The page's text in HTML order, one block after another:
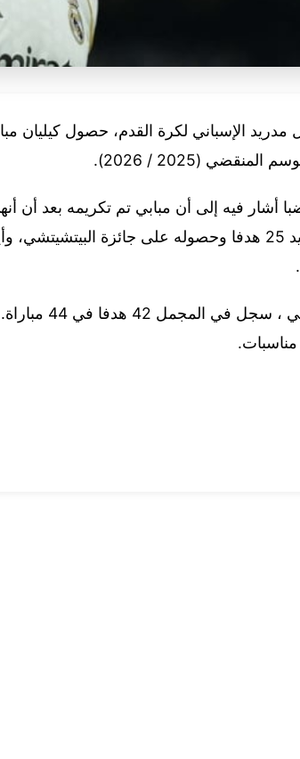
مدريد الإسباني لكرة القدم، حصول كيليان
(2025 / 2026).
أشار فيه إلى أن مبابي تم تكريمه بعد
الدوري الإسباني برصيد 25 هدفا وحصوله على جائزة
وأضاف النادي